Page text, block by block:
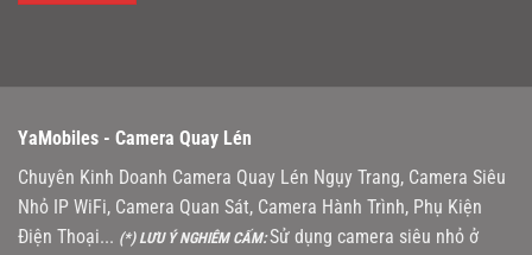
YaMobiles - Camera Quay Lén
Chuyên Kinh Doanh Camera Quay Lén Ngụy Trang, Camera Siêu
Nhỏ IP WiFi, Camera Quan Sát, Camera Hành Trình, Phụ Kiện
Điện Thoại... (*) LƯU Ý NGHIÊM CẤM:Sử dụng camera siêu nhỏ ở